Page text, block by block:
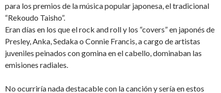
para los premios de la música popular japonesa, el tradicional
“Rekoudo Taisho”.
Eran días en los que el rock and roll y los “covers” en japonés de
Presley, Anka, Sedaka o Connie Francis, a cargo de artistas
juveniles peinados con gomina en el cabello, dominaban las
emisiones radiales.
No ocurriría nada destacable con la canción y sería en estos